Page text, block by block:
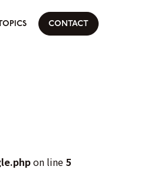
CONTACT
on line 5